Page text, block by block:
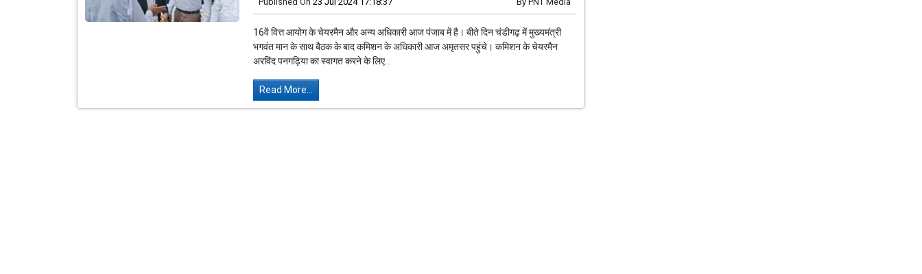
16वें वित्त आयोग के चेयरमैन और अन्य अधिकारी आज पंजाब में है। बीते दिन चंडीगढ़ में मुख्यमंत्री
भगवंत मान के साथ बैठक के बाद कमिशन के अधिकारी आज अमृतसर पहुंचे। कमिशन के चेयरमैन
अरविंद पनगढ़िया का स्वागत करने के लिए...
Read More...